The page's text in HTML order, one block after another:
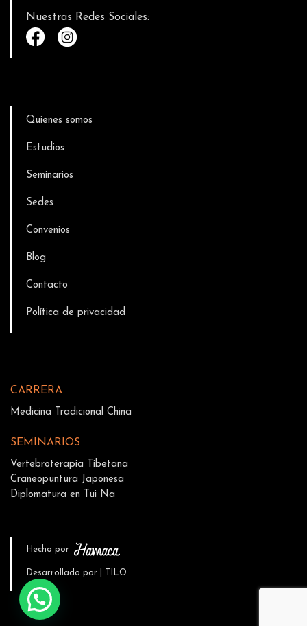
Nuestras Redes Sociales:
Quienes somos
Estudios
Seminarios
Sedes
Convenios
Blog
Contacto
Política de privacidad
CARRERA
Medicina Tradicional China
SEMINARIOS
Vertebroterapia Tibetana
Craneopuntura Japonesa
Diplomatura en Tui Na
Hecho por
Desarrollado por | TILO